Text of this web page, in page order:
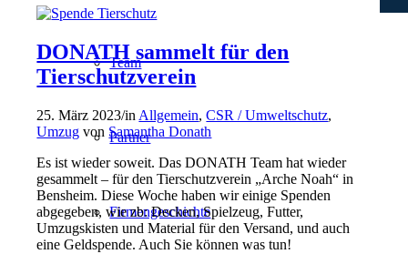
Team
Partner
Firmengeschichte
DONATH sammelt für den
Tierschutzverein
25. März 2023/in Allgemein,CSR / Umweltschutz,
Umzug von Samantha Donath
Es ist wieder soweit. Das DONATH Team hat wieder
gesammelt – für den Tierschutzverein „Arche Noah“ in
Bensheim. Diese Woche haben wir einige Spenden
abgegeben, wie zb: Decken, Spielzeug, Futter,
Umzugskisten und Material für den Versand, und auch
eine Geldspende. Auch Sie können was tun!